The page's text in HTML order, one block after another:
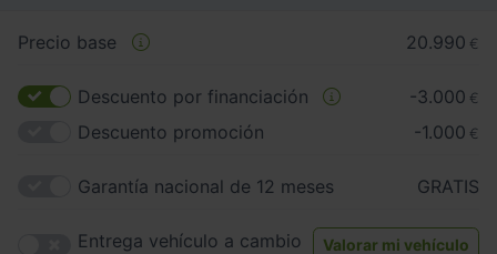
Precio base 20.990 €
Descuento por financiación -3.000 €
Descuento promoción -1.000 €
Garantía nacional de 12 meses GRATIS
Entrega vehículo a cambio Valorar mi vehículo